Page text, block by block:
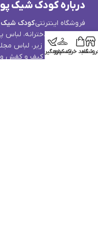
درباره کودک شیک
فروشگاه اینترنتیکودک
کودک، لباس دخترانه، لباس
و شلوار، لباس زیر، لباس
خانگی، جوراب، کیف و کفش
سبد خریداکسپلور
کدرهگیری